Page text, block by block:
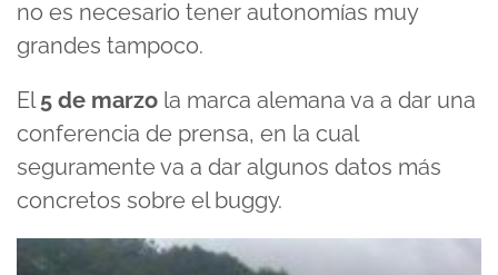
no es necesario tener autonomías muy
grandes tampoco.
El5 de marzo la marca alemana va a dar una
conferencia de prensa, en la cual
seguramente va a dar algunos datos más
concretos sobre el buggy.